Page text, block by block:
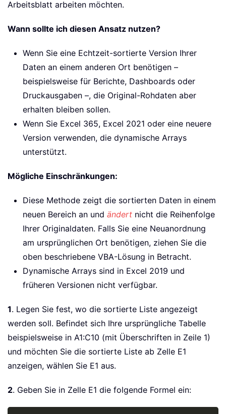
Arbeitsblatt arbeiten möchten.
Wann sollte ich diesen Ansatz nutzen?
Wenn Sie eine Echtzeit-sortierte Version Ihrer
Daten an einem anderen Ort benötigen –
beispielsweise für Berichte, Dashboards oder
Druckausgaben –, die Original-Rohdaten aber
erhalten bleiben sollen.
Wenn Sie Excel 365, Excel 2021 oder eine neuere
Version verwenden, die dynamische Arrays
unterstützt.
Mögliche Einschränkungen:
Diese Methode zeigt die sortierten Daten in einem
neuen Bereich an und ändert nicht die Reihenfolge
Ihrer Originaldaten. Falls Sie eine Neuanordnung
am ursprünglichen Ort benötigen, ziehen Sie die
oben beschriebene VBA-Lösung in Betracht.
Dynamische Arrays sind in Excel 2019 und
früheren Versionen nicht verfügbar.
1. Legen Sie fest, wo die sortierte Liste angezeigt
werden soll. Befindet sich Ihre ursprüngliche Tabelle
beispielsweise in A1:C10 (mit Überschriften in Zeile 1)
und möchten Sie die sortierte Liste ab Zelle E1
anzeigen, wählen Sie E1 aus.
2. Geben Sie in Zelle E1 die folgende Formel ein: